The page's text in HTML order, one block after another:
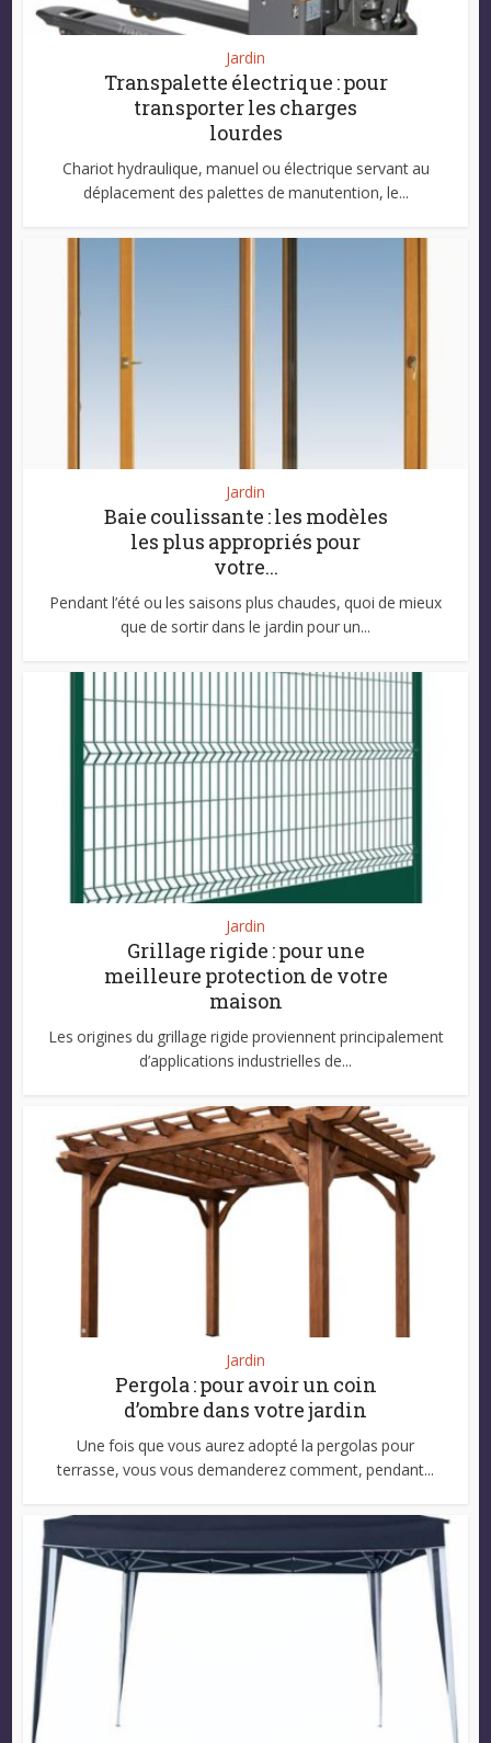
Jardin
Transpalette électrique : pour
transporter les charges
lourdes
Chariot hydraulique, manuel ou électrique servant au
déplacement des palettes de manutention, le...
Jardin
Baie coulissante : les modèles
les plus appropriés pour
votre...
Pendant l’été ou les saisons plus chaudes, quoi de mieux
que de sortir dans le jardin pour un...
Jardin
Grillage rigide : pour une
meilleure protection de votre
maison
Les origines du grillage rigide proviennent principalement
d’applications industrielles de...
Jardin
Pergola : pour avoir un coin
d’ombre dans votre jardin
Une fois que vous aurez adopté la pergolas pour
terrasse, vous vous demanderez comment, pendant...